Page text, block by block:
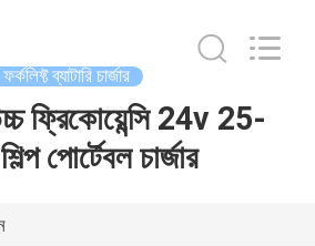
ফর্কলিফ্ট ব্যাটারি চার্জার
ফ্রিকোয়েন্সি 24v 25-
পোর্টেবল চার্জার